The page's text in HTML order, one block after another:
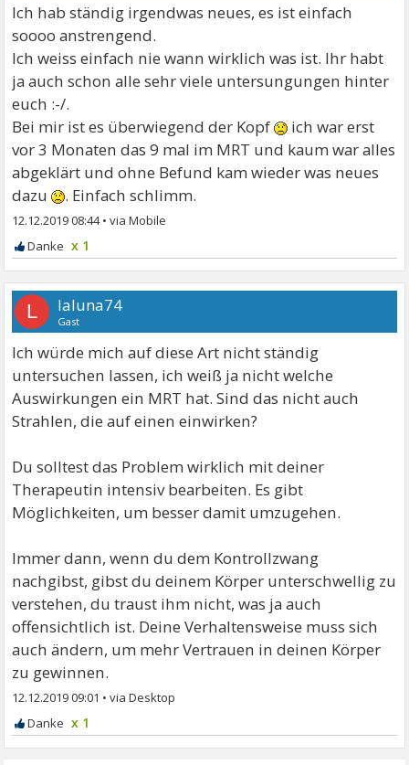
Ich hab ständig irgendwas neues, es ist einfach
soooo anstrengend.
Ich weiss einfach nie wann wirklich was ist. Ihr habt
ja auch schon alle sehr viele untersungungen hinter
euch :-/.
Bei mir ist es überwiegend der Kopf
ich war erst
vor 3 Monaten das 9 mal im MRT und kaum war alles
abgeklärt und ohne Befund kam wieder was neues
dazu
. Einfach schlimm.
12.12.2019 08:44•
x 1
L laluna74
Gast
Ich würde mich auf diese Art nicht ständig
untersuchen lassen, ich weiß ja nicht welche
Auswirkungen ein MRT hat. Sind das nicht auch
Strahlen, die auf einen einwirken?
Du solltest das Problem wirklich mit deiner
Therapeutin intensiv bearbeiten. Es gibt
Möglichkeiten, um besser damit umzugehen.
Immer dann, wenn du dem Kontrollzwang
nachgibst, gibst du deinem Körper unterschwellig zu
verstehen, du traust ihm nicht, was ja auch
offensichtlich ist. Deine Verhaltensweise muss sich
auch ändern, um mehr Vertrauen in deinen Körper
zu gewinnen.
12.12.2019 09:01 •
x 1